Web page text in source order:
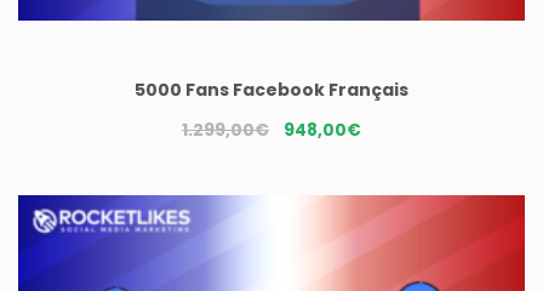
5000 Fans Facebook Français
1.299,00€ Le
initial
1.299,00€.
948,00€Le
actuel
est :
948,00€.